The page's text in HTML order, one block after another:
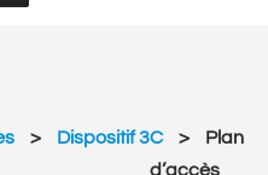
> Dispositif 3C >
Plan
d’accès